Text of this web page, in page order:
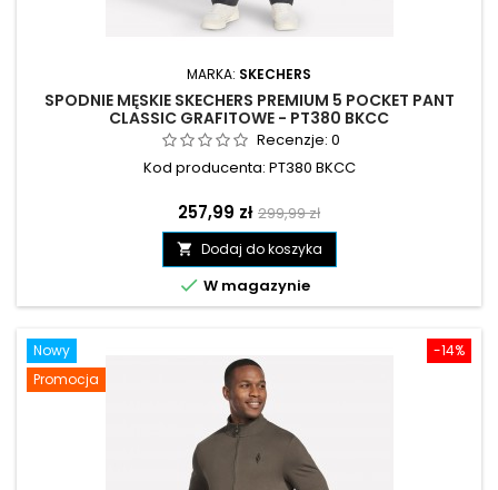
MARKA: SKECHERS
SPODNIE MĘSKIE SKECHERS PREMIUM 5 POCKET PANT
CLASSIC GRAFITOWE - PT380 BKCC
Recenzje: 0
Kod producenta: PT380 BKCC
Cena
257,99 zł Cena
podstawowa
299,99 zł
 Dodaj do koszyka
 W magazynie
-14%
Nowy
Promocja